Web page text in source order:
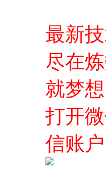
最新
尽在
就梦
打开
信账